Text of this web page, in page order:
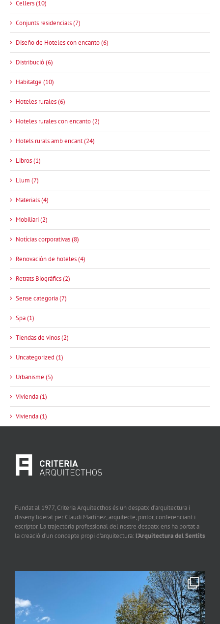
Cellers (10)
Conjunts residencials (7)
Diseño de Hoteles con encanto (6)
Distribució (6)
Habitatge (10)
Hoteles rurales (6)
Hoteles rurales con encanto (2)
Hotels rurals amb encant (24)
Libros (1)
Llum (7)
Materials (4)
Mobiliari (2)
Notícias corporativas (8)
Renovación de hoteles (4)
Retrats Biogràfics (2)
Sense categoria (7)
Spa (1)
Tiendas de vinos (2)
Uncategorized (1)
Urbanisme (5)
Vivienda (1)
Vivienda (1)
Fundat al 1977, Criteria Arquitecthos és un despatx d’arquitectura i
disseny liderat per Claudi Martínez, arquitecte, pintor, conferenciant i
escriptor. La trajectòria professional del nostre despatx ens ha portat a
la creació d’un concepte propi d’arquitectura: l’Arquitectura del Sentits